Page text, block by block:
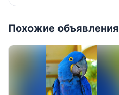
Похожие объявления